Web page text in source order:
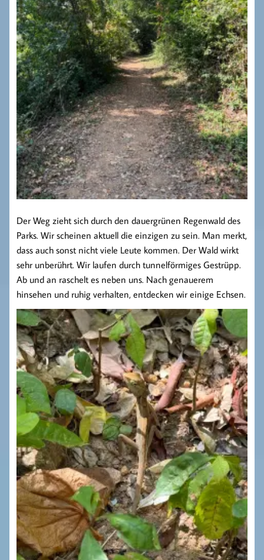
Der Weg zieht sich durch den dauergrünen Regenwald des
Parks. Wir scheinen aktuell die einzigen zu sein. Man merkt,
dass auch sonst nicht viele Leute kommen. Der Wald wirkt
sehr unberührt. Wir laufen durch tunnelförmiges Gestrüpp.
Ab und an raschelt es neben uns. Nach genauerem
hinsehen und ruhig verhalten, entdecken wir einige Echsen.